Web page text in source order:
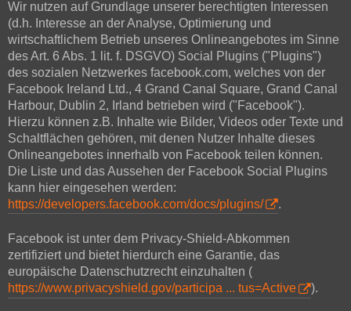
Wir nutzen auf Grundlage unserer berechtigten Interessen
(d.h. Interesse an der Analyse, Optimierung und
wirtschaftlichem Betrieb unseres Onlineangebotes im Sinne
des Art. 6 Abs. 1 lit. f. DSGVO) Social Plugins ("Plugins")
des sozialen Netzwerkes facebook.com, welches von der
Facebook Ireland Ltd., 4 Grand Canal Square, Grand Canal
Harbour, Dublin 2, Irland betrieben wird ("Facebook").
Hierzu können z.B. Inhalte wie Bilder, Videos oder Texte und
Schaltflächen gehören, mit denen Nutzer Inhalte dieses
Onlineangebotes innerhalb von Facebook teilen können.
Die Liste und das Aussehen der Facebook Social Plugins
kann hier eingesehen werden:
https://developers.facebook.com/docs/plugins/
.
Facebook ist unter dem Privacy-Shield-Abkommen
zertifiziert und bietet hierdurch eine Garantie, das
europäische Datenschutzrecht einzuhalten (
https://www.privacyshield.gov/participa ... tus=Active
).